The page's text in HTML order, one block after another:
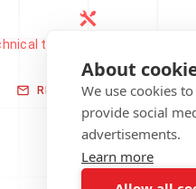
About
We use cookies
provide social
advertisements.
Learn more
team has been
notified.
REPORT THIS ISSUE